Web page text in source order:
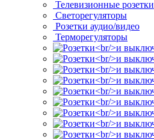
Телевизионные розетки
Светорегуляторы
Розетки аудио/видео
Терморегуляторы